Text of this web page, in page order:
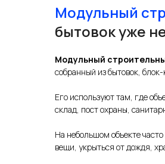
Модульный
бытовок уже
Модульный
собранный из бытовок,
Его используют там, где
склад, пост охраны,
На небольшом объекте часто
вещи, укрыться от дождя,